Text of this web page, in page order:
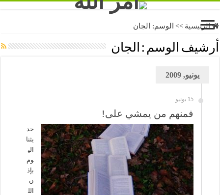
الرئيسية >> الوسم: الجان
أرشيف الوسم : الجان
يونيو, 2009
15 يونيو
فمنهم من يمشي على!
حد
يثنا
الي
وم
بإذ
ن
الل